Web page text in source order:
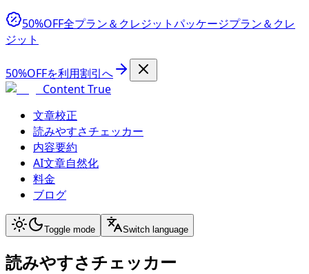
50%OFF全プラン＆クレジットパッケージプラン＆クレ
ジット
50%OFFを利用割引へ
Content True
文章校正
読みやすさチェッカー
内容要約
AI文章自然化
料金
ブログ
Toggle mode Switch language
読みやすさチェッカー